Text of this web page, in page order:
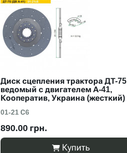
Диск сцепления трактора ДТ-75
ведомый с двигателем А-41,
Кооператив, Украина (жесткий)
01-21 С6
890.00 грн.
Купить